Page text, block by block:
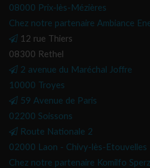
08000 Prix-lès-Mézières
Chez notre partenaire Ambiance
12 rue Thiers
08300 Rethel
2 avenue du Maréchal Joffre
10000 Troyes
59 Avenue de Paris
02200 Soissons
Route Nationale 2
02000 Laon - Chivy-lès-Etouvelles
Chez notre partenaire Komilfo